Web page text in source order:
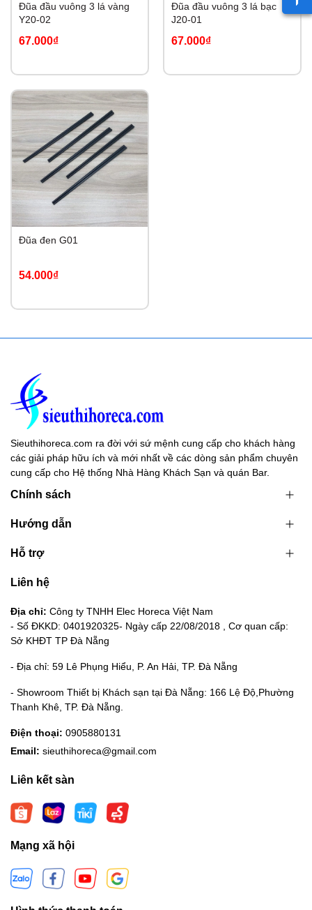
Đũa đầu vuông 3 lá vàng
Y20-02
67.000₫
Đũa đầu vuông 3 lá bạc
J20-01
67.000₫
Đũa đen G01
54.000₫
Sieuthihoreca.com ra đời với sứ mệnh cung cấp cho khách hàng
các giải pháp hữu ích và mới nhất về các dòng sản phẩm chuyên
cung cấp cho Hệ thống Nhà Hàng Khách Sạn và quán Bar.
Chính sách
Hướng dẫn
Hỗ trợ
Liên hệ
Địa chỉ: Công ty TNHH Elec Horeca Việt Nam
- Số ĐKKD: 0401920325- Ngày cấp 22/08/2018 , Cơ quan cấp:
Sở KHĐT TP Đà Nẵng
- Địa chỉ: 59 Lê Phụng Hiểu, P. An Hải, TP. Đà Nẵng
- Showroom Thiết bị Khách sạn tại Đà Nẵng: 166 Lệ Độ,Phường
Thanh Khê, TP. Đà Nẵng.
Điện thoại: 0905880131
Email: sieuthihoreca@gmail.com
Liên kết sàn
Mạng xã hội